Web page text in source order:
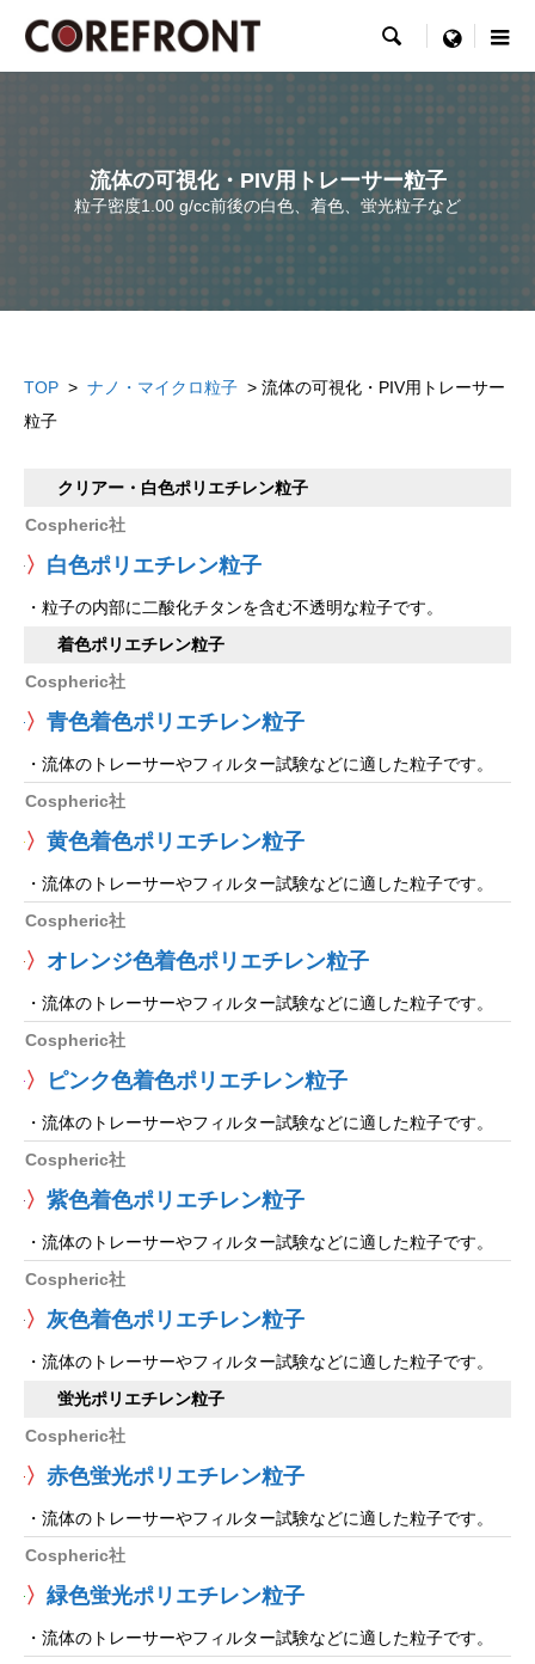
 menu
流体の可視化・PIV用トレーサー粒子
粒子密度1.00 g/cc前後の白色、着色、蛍光粒子など
TOP > ナノ・マイクロ粒子 > 流体の可視化・PIV用トレーサー
粒子
クリアー・白色ポリエチレン粒子
Cospheric社
〉 白色ポリエチレン粒子
・粒子の内部に二酸化チタンを含む不透明な粒子です。
着色ポリエチレン粒子
Cospheric社
〉 青色着色ポリエチレン粒子
・流体のトレーサーやフィルター試験などに適した粒子です。
Cospheric社
〉 黄色着色ポリエチレン粒子
・流体のトレーサーやフィルター試験などに適した粒子です。
Cospheric社
〉 オレンジ色着色ポリエチレン粒子
・流体のトレーサーやフィルター試験などに適した粒子です。
Cospheric社
〉 ピンク色着色ポリエチレン粒子
・流体のトレーサーやフィルター試験などに適した粒子です。
Cospheric社
〉 紫色着色ポリエチレン粒子
・流体のトレーサーやフィルター試験などに適した粒子です。
Cospheric社
〉 灰色着色ポリエチレン粒子
・流体のトレーサーやフィルター試験などに適した粒子です。
蛍光ポリエチレン粒子
Cospheric社
〉 赤色蛍光ポリエチレン粒子
・流体のトレーサーやフィルター試験などに適した粒子です。
Cospheric社
〉 緑色蛍光ポリエチレン粒子
・流体のトレーサーやフィルター試験などに適した粒子です。